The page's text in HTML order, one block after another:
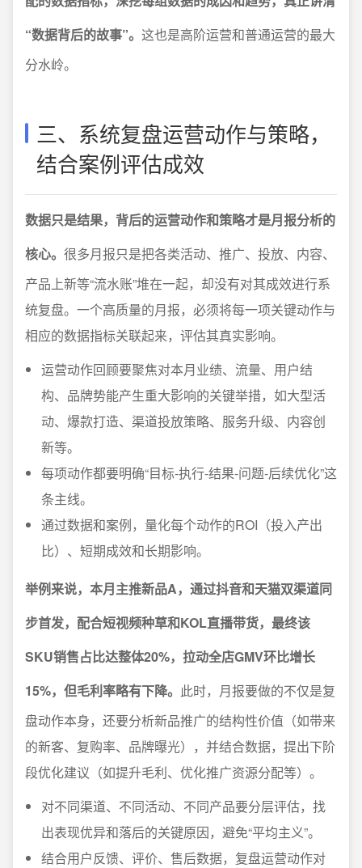
“数据背后的故事”。 这也是高阶运营和普通运营的最大
分水岭。
三、系统复盘运营动作与策略，
结合案例评估成效
数据只是结果，背后的运营动作和策略才是月报分析的
核心。 很多月报只是把各类活动、推广、投放、内容、
产品上新等“流水账”堆在一起，却没有对其成效进行系
统复盘。一个高质量的月报，必须将每一项关键动作与
相应的数据指标关联起来，评估其真实影响。
运营动作回顾要聚焦对本月业绩、流量、用户结
构、品牌势能产生重大影响的关键举措，如大型活
动、爆款打造、渠道投放策略、服务升级、内容创
新等。
每项动作都要明确“目标-执行-结果-问题-后续优化”这
条主线。
通过数据和案例，量化每个动作的ROI（投入产出
比）、短期成效和长期影响。
举例来说，本月主推新品A，通过抖音和天猫双渠道同
步首发，配合短视频种草和KOL直播带货，最终该
SKU销售占比达整体20%，拉动全店GMV环比增长
15%，但毛利率略有下降。 此时，月报要做的不仅是复
盘动作本身，还要分析新品推广的结构性价值（如带来
的新客、复购率、品牌曝光），并结合数据，提出下阶
段优化建议（如提升毛利、优化推广资源分配等）。
对不同渠道、不同活动、不同产品要分层评估，找
出表现优异和落后的关键原因，避免“平均主义”。
结合用户反馈、评价、售后数据，复盘运营动作对